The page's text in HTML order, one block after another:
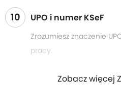
10 UPO i numer KSeF
Zrozumiesz znaczenie
pracy.
Zobacz więcej